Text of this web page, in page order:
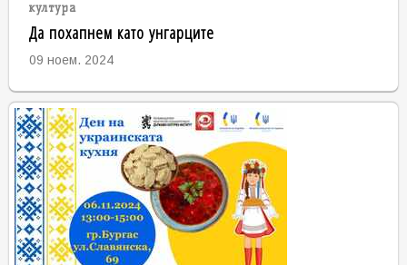
култура
Да похапнем като унгарците
09 ноем. 2024